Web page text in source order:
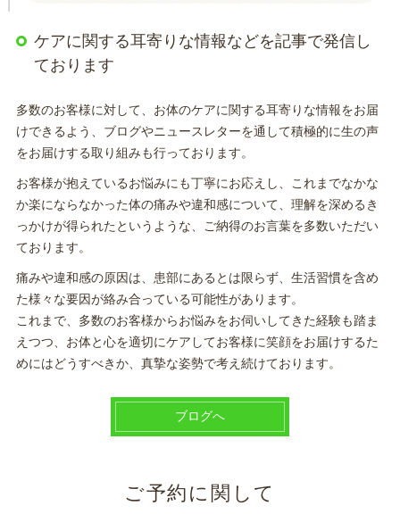
ケアに関する耳寄りな情報などを記事で発信し
ております
多数のお客様に対して、お体のケアに関する耳寄りな情報をお届
けできるよう、ブログやニュースレターを通して積極的に生の声
をお届けする取り組みも行っております。
お客様が抱えているお悩みにも丁寧にお応えし、これまでなかな
か楽にならなかった体の痛みや違和感について、理解を深めるき
っかけが得られたというような、ご納得のお言葉を多数いただい
ております。
痛みや違和感の原因は、患部にあるとは限らず、生活習慣を含め
た様々な要因が絡み合っている可能性があります。
これまで、多数のお客様からお悩みをお伺いしてきた経験も踏ま
えつつ、お体と心を適切にケアしてお客様に笑顔をお届けするた
めにはどうすべきか、真摯な姿勢で考え続けております。
ブログへ
ご予約に関して